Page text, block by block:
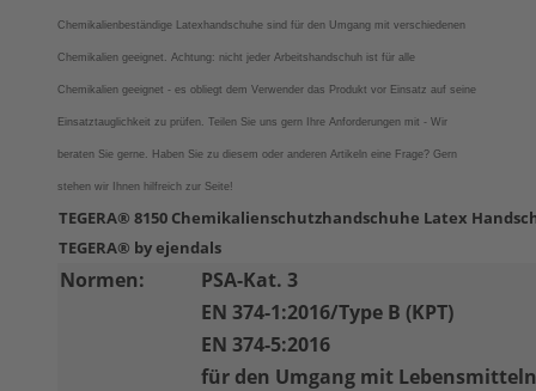
Chemikalienbeständige Latexhandschuhe sind für den Umgang mit verschiedenen
Chemikalien geeignet. Achtung: nicht jeder Arbeitshandschuh ist für alle
Chemikalien geeignet - es obliegt dem Verwender das Produkt vor Einsatz auf seine
Einsatztauglichkeit zu prüfen. Teilen Sie uns gern Ihre Anforderungen mit - Wir
beraten Sie gerne. Haben Sie zu diesem oder anderen Artikeln eine Frage? Gern
stehen wir Ihnen hilfreich zur Seite!
TEGERA® 8150 Chemikalienschutzhandschuhe Latex
TEGERA® by ejendals
Normen:
PSA-Kat. 3
EN 374-1:2016/Type B (KPT)
EN 374-5:2016
für den Umgang mit Lebensmitteln